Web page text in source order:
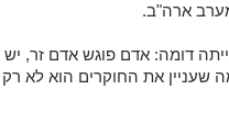
דומה: אדם פוגש אדם זר,
שעניין את החוקרים הוא לא